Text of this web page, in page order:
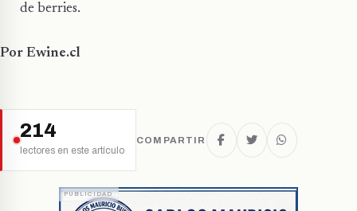
de berries.
Por Ewine.cl
214
lectores en este artículo
COMPARTIR